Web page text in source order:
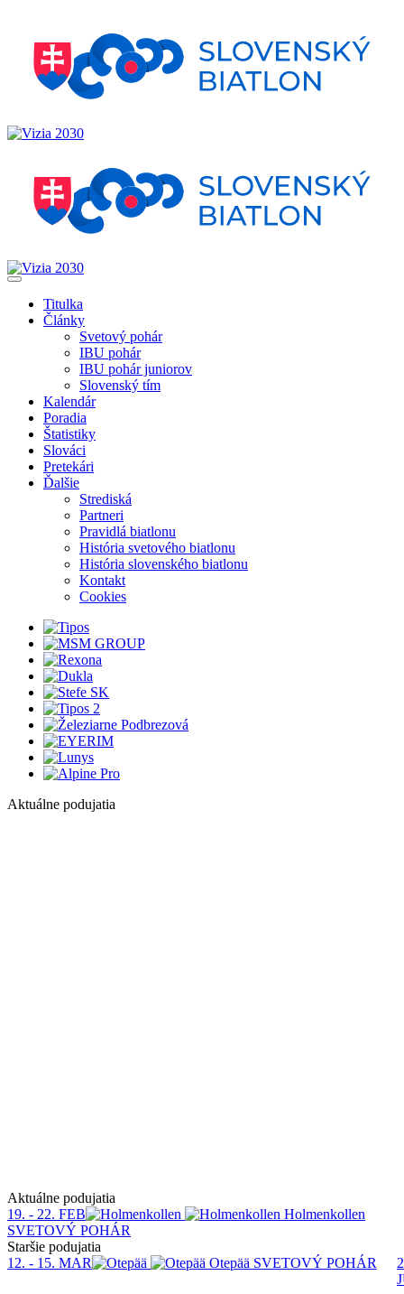
Titulka
Články
Svetový pohár
IBU pohár
IBU pohár juniorov
Slovenský tím
Kalendár
Poradia
Štatistiky
Slováci
Pretekári
Ďalšie
Strediská
Partneri
Pravidlá biatlonu
História svetového biatlonu
História slovenského biatlonu
Kontakt
Cookies
Aktuálne podujatia
Aktuálne podujatia
19. - 22. FEB
Holmenkollen
SVETOVÝ POHÁR
Staršie podujatia
12. - 15. MAR
Otepää SVETOVÝ POHÁR